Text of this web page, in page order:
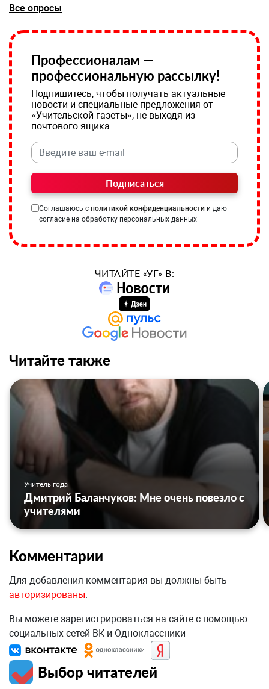
Все опросы
Профессионалам —
профессиональную рассылку!
Подпишитесь, чтобы получать актуальные
новости и специальные предложения от
«Учительской газеты», не выходя из
почтового ящика
Подписаться
Соглашаюсь с политикой конфиденциальности и даю
согласие на обработку персональных данных
ЧИТАЙТЕ «УГ» В:
Читайте также
Учитель года
Дмитрий Баланчуков: Мне очень повезло с
учителями
Комментарии
Для добавления комментария вы должны быть
авторизированы.
Вы можете зарегистрироваться на сайте с помощью
социальных сетей ВК и Одноклассники
Выбор читателей